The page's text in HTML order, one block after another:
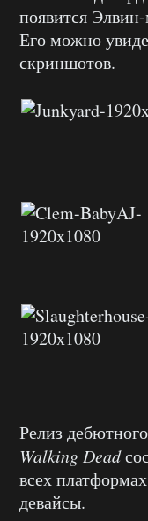
появится
Его можно
скриншотов.
Релиз
WalkingDead
всех
девайсы.